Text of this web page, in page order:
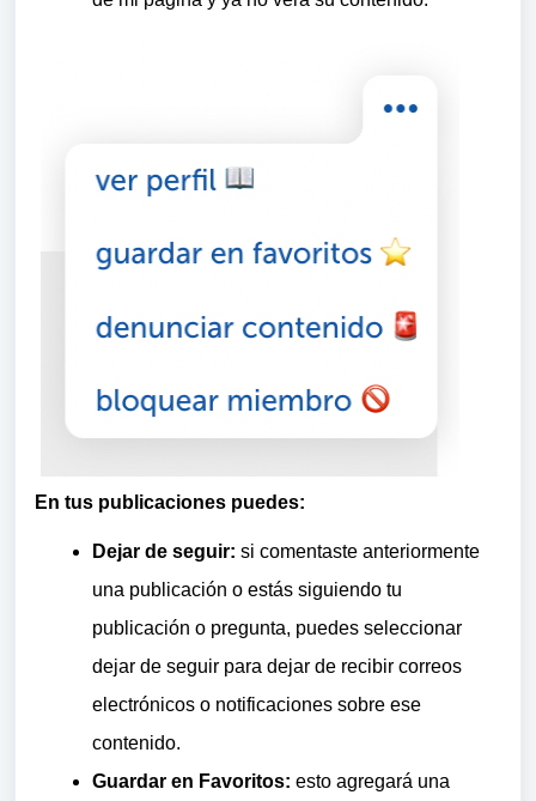
En tus publicaciones puedes:
Dejar de seguir: si comentaste anteriormente
una publicación o estás siguiendo tu
publicación o pregunta, puedes seleccionar
dejar de seguir para dejar de recibir correos
electrónicos o notificaciones sobre ese
contenido.
Guardar en Favoritos: esto agregará una